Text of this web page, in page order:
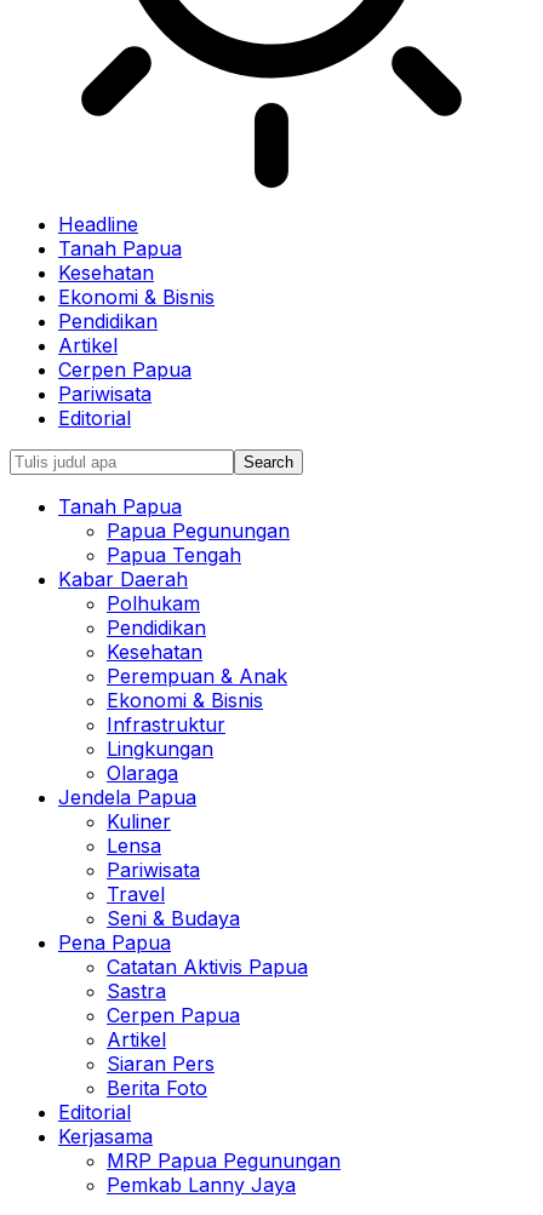
Headline
Tanah Papua
Kesehatan
Ekonomi & Bisnis
Pendidikan
Artikel
Cerpen Papua
Pariwisata
Editorial
Tanah Papua
Papua Pegunungan
Papua Tengah
Kabar Daerah
Polhukam
Pendidikan
Kesehatan
Perempuan & Anak
Ekonomi & Bisnis
Infrastruktur
Lingkungan
Olaraga
Jendela Papua
Kuliner
Lensa
Pariwisata
Travel
Seni & Budaya
Pena Papua
Catatan Aktivis Papua
Sastra
Cerpen Papua
Artikel
Siaran Pers
Berita Foto
Editorial
Kerjasama
MRP Papua Pegunungan
Pemkab Lanny Jaya